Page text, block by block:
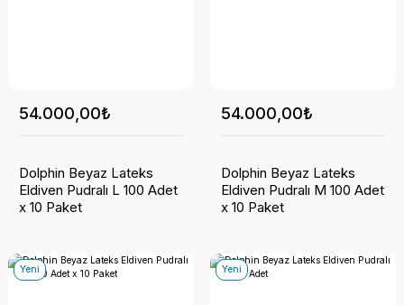
54.000,00₺
Dolphin Beyaz Lateks
Eldiven Pudralı L 100 Adet
x 10 Paket
54.000,00₺
Dolphin Beyaz Lateks
Eldiven Pudralı M 100 Adet
x 10 Paket
Yeni Yeni